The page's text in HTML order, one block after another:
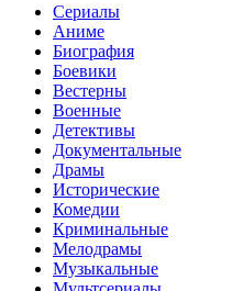
Сериалы
Аниме
Биография
Боевики
Вестерны
Военные
Детективы
Документальные
Драмы
Исторические
Комедии
Криминальные
Мелодрамы
Музыкальные